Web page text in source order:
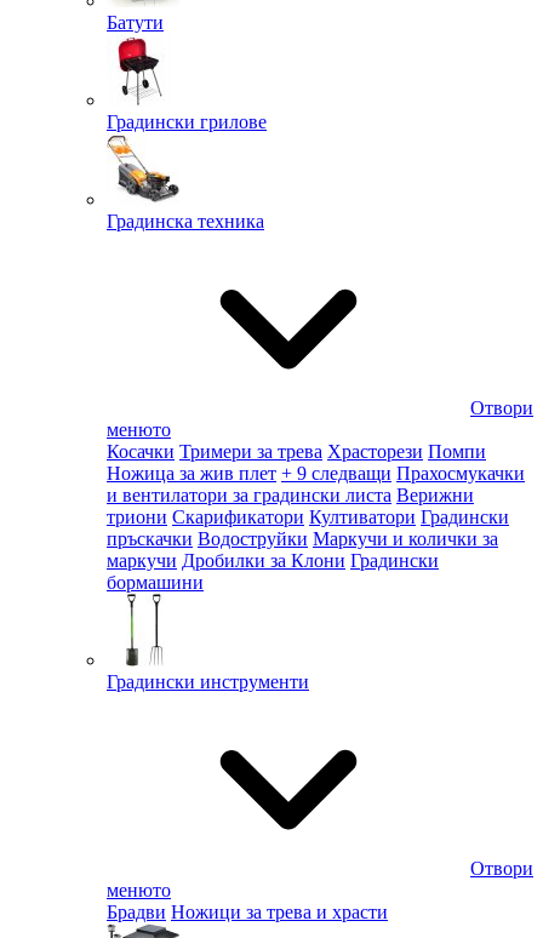
Батути
Градински грилове
Градинска техника
Отвори
менюто
Косачки Тримери за трева Храсторези Помпи
Ножица за жив плет + 9 следващи Прахосмукачки
и вентилатори за градински листа Верижни
триони Скарификатори Култиватори Градински
пръскачки Водоструйки Маркучи и колички за
маркучи Дробилки за Клони Градински
бормашини
Градински инструменти
Отвори
менюто
Брадви Ножици за трева и храсти